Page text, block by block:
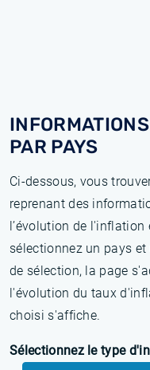
PAR PAYS
Ci-dessous, vous
reprenant des
l’évolution de l'inflation
sélectionnez un pays
de sélection, la page
l'évolution du taux
choisi s'affiche.
Sélectionnez le type